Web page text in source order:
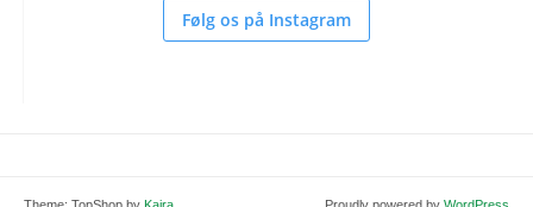
Følg os på Instagram